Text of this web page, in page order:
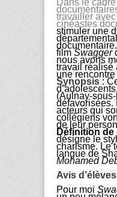
Dans le
travailler
cinéastes
stimuler une
documentaire.
film Swagger
nous avons
travail réalisé
une
Synopsis :
d’adolescents
(Aulnay-
défavorisées.
acteurs qui
collégiens
de leur
Définition de
désigne le
charisme. Le
langue de
Mohamed
Avis
Pour moi